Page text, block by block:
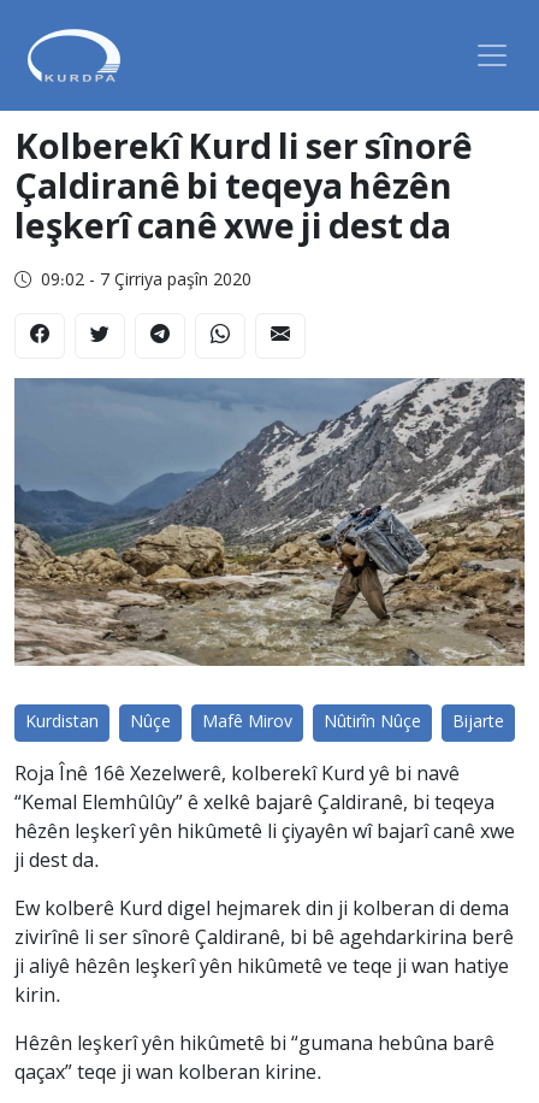
Kolberekî Kurd li ser sînorê
Çaldiranê bi teqeya hêzên
leşkerî canê xwe ji dest da
09:02 - 7 Çirriya paşîn 2020
Kurdistan Nûçe Mafê Mirov Nûtirîn Nûçe Bijarte
Roja Înê 16ê Xezelwerê, kolberekî Kurd yê bi navê
“Kemal Elemhûlûy” ê xelkê bajarê Çaldiranê, bi teqeya
hêzên leşkerî yên hikûmetê li çiyayên wî bajarî canê xwe
ji dest da.
Ew kolberê Kurd digel hejmarek din ji kolberan di dema
zivirînê li ser sînorê Çaldiranê, bi bê agehdarkirina berê
ji aliyê hêzên leşkerî yên hikûmetê ve teqe ji wan hatiye
kirin.
Hêzên leşkerî yên hikûmetê bi “gumana hebûna barê
qaçax” teqe ji wan kolberan kirine.